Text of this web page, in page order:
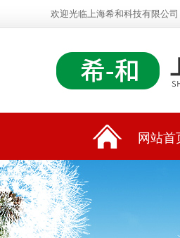
欢迎光临上海希和科技有限公司
网站首